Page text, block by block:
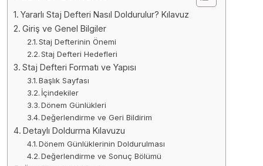
Yararlı Staj Defteri Nasıl Doldurulur? Kılavuz
Giriş ve Genel Bilgiler
Staj Defterinin Önemi
Staj Defteri Hedefleri
Staj Defteri Formatı ve Yapısı
Başlık Sayfası
İçindekiler
Dönem Günlükleri
Değerlendirme ve Geri Bildirim
Detaylı Doldurma Kılavuzu
Dönem Günlüklerinin Doldurulması
Değerlendirme ve Sonuç Bölümü